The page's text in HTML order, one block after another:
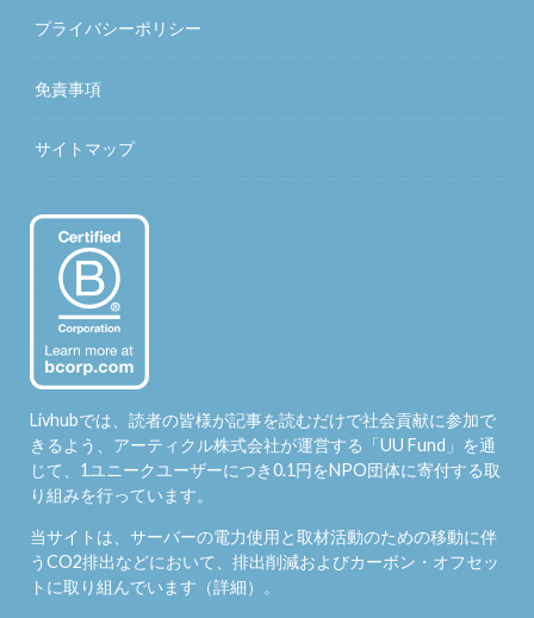
プライバシーポリシー
免責事項
サイトマップ
Livhubでは、読者の皆様が記事を読むだけで社会貢献に参加で
きるよう、アーティクル株式会社が運営する「UU Fund 」を通
じて、1ユニークユーザーにつき0.1円をNPO団体に寄付する取
り組みを行っています。
当サイトは、サーバーの電力使用と取材活動のための移動に伴
うCO2排出などにおいて、排出削減およびカーボン・オフセッ
トに取り組んでいます（詳細）。